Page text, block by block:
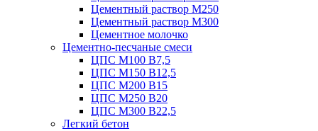
Цементный раствор М250
Цементный раствор М300
Цементное молочко
Цементно-песчаные смеси
ЦПС М100 B7,5
ЦПС М150 B12,5
ЦПС М200 B15
ЦПС М250 B20
ЦПС М300 B22,5
Легкий бетон